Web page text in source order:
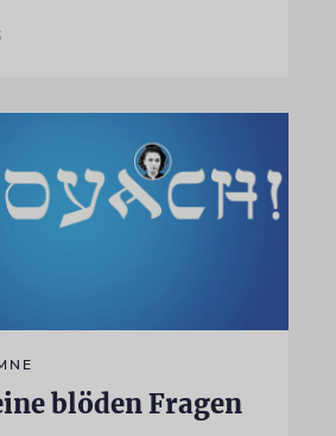
blöden Fragen